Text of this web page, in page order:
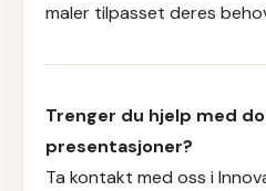
maler tilpasset deres
Trenger du hjelp med
presentasjoner?
Ta kontakt med oss i